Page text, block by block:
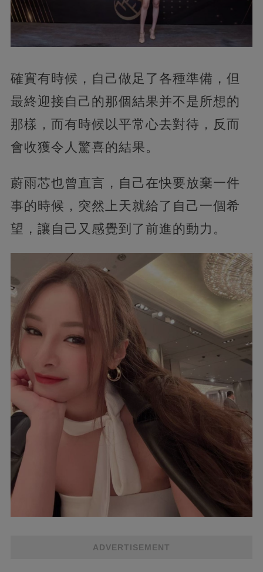
確實有時候，自己做足了各種準備，但
最終迎接自己的那個結果并不是所想的
那樣，而有時候以平常心去對待，反而
會收獲令人驚喜的結果。
蔚雨芯也曾直言，自己在快要放棄一件
事的時候，突然上天就給了自己一個希
望，讓自己又感覺到了前進的動力。
ADVERTISEMENT